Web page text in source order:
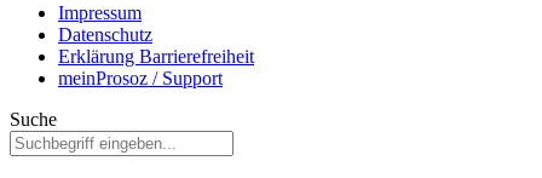
Impressum
Datenschutz
Erklärung Barrierefreiheit
meinProsoz / Support
Suche